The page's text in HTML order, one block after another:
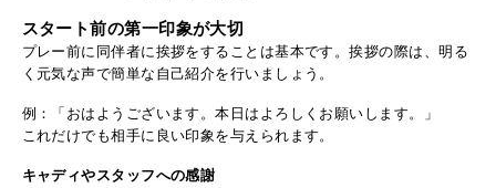
スタート前の第一印象が大切
プレー前に同伴者に挨拶をすることは基本です。挨拶の際は、明る
く元気な声で簡単な自己紹介を行いましょう。
例：「おはようございます。本日はよろしくお願いします。」
これだけでも相手に良い印象を与えられます。
キャディやスタッフへの感謝